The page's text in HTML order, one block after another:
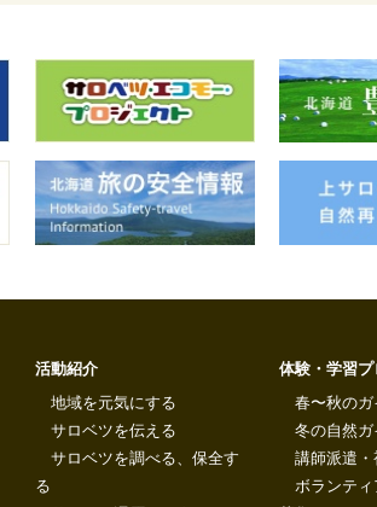
活動紹介
地域を元気にする
サロベツを伝える
サロベツを調べる、保全す
る
体験・学習
春〜秋の
冬の自然
講師派遣
ボランテ